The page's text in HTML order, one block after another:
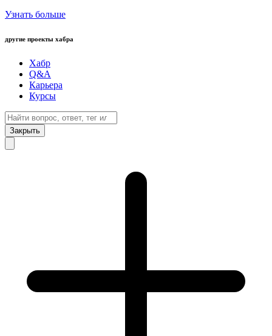
Узнать больше
другие проекты хабра
Хабр
Q&A
Карьера
Курсы
Закрыть